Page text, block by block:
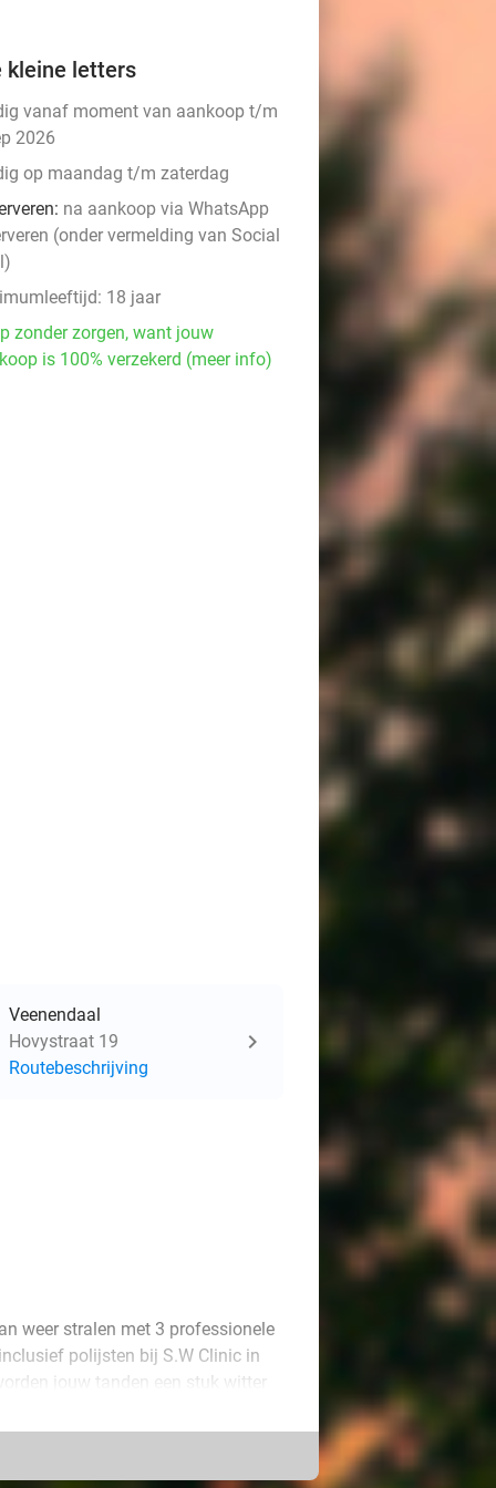
kleine letters
vanaf moment van aankoop t/m
2026
op maandag t/m zaterdag
na aankoop via WhatsApp
(onder vermelding van Social
18 jaar
zonder zorgen, want jouw
is 100% verzekerd (meer info)
Veenendaal
Hovystraat 19
Routebeschrijving
weer stralen met 3 professionele
polijsten bij S.W Clinic in
jouw tanden een stuk witter
tanddiamant. Het diamantje wordt